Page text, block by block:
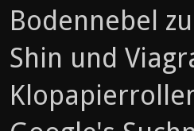
Bodennebel
Shin und